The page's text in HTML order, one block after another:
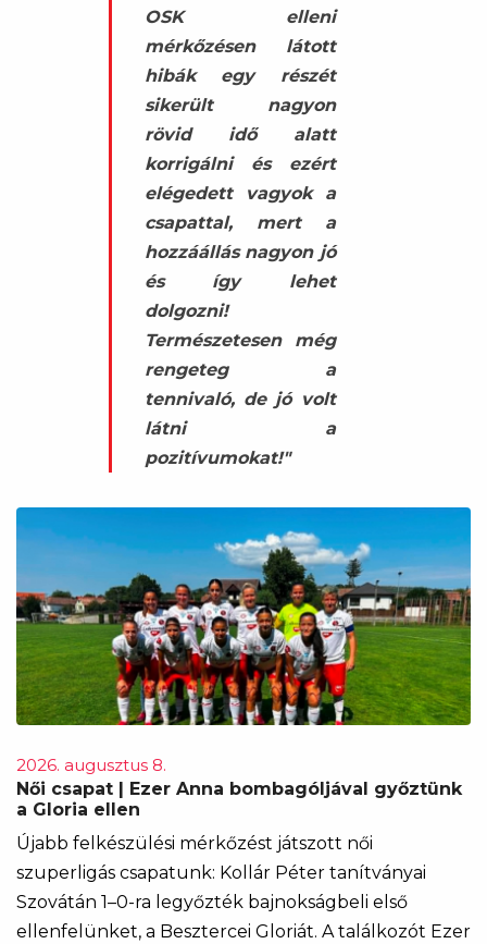
OSK elleni
mérkőzésen látott
hibák egy részét
sikerült nagyon
rövid idő alatt
korrigálni és ezért
elégedett vagyok a
csapattal, mert a
hozzáállás nagyon jó
és így lehet
dolgozni!
Természetesen még
rengeteg a
tennivaló, de jó volt
látni a
pozitívumokat!"
2026. augusztus 8.
Női csapat | Ezer Anna bombagóljával győztünk
a Gloria ellen
Újabb felkészülési mérkőzést játszott női
szuperligás csapatunk: Kollár Péter tanítványai
Szovátán 1–0-ra legyőzték bajnokságbeli első
ellenfelünket, a Besztercei Gloriát. A találkozót Ezer